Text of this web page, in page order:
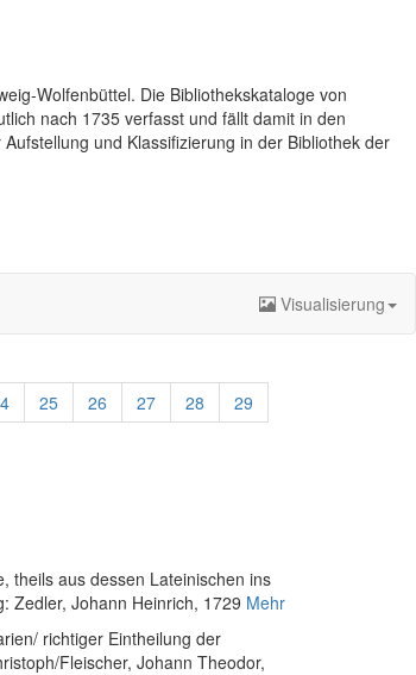
Wolfenbüttel. Die Bibliothekskataloge von
nach 1735 verfasst und fällt damit in den
und Klassifizierung in der Bibliothek der
Visualisierung
25 26 27 28
29
theils aus dessen Lateinischen ins
Zedler, Johann Heinrich, 1729 Mehr
richtiger Eintheilung der
Fleischer, Johann Theodor,